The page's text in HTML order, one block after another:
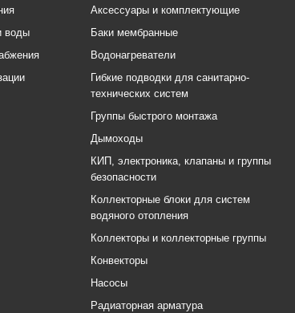
воды
Аксессуары и комплектующие
Баки мембранные
Водонагреватели
Гибкие подводки для санитарно-
технических систем
Группы быстрого монтажа
Дымоходы
КИП, электроника, клапаны и группы
безопасности
Коллекторные блоки для систем
водяного отопления
Коллекторы и коллекторные группы
Конвекторы
Насосы
Радиаторная арматура